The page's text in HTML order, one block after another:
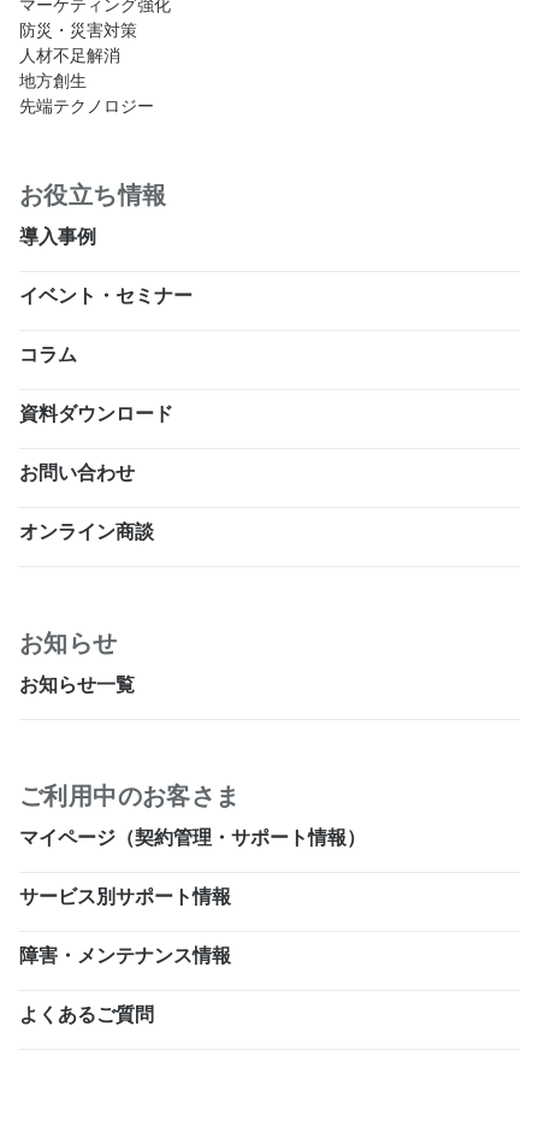
マーケティング強化
防災・災害対策
人材不足解消
地方創生
先端テクノロジー
お役立ち情報
導入事例
イベント・セミナー
コラム
資料ダウンロード
お問い合わせ
オンライン商談
お知らせ
お知らせ一覧
ご利用中のお客さま
マイページ（契約管理・サポート情報）
サービス別サポート情報
障害・メンテナンス情報
よくあるご質問